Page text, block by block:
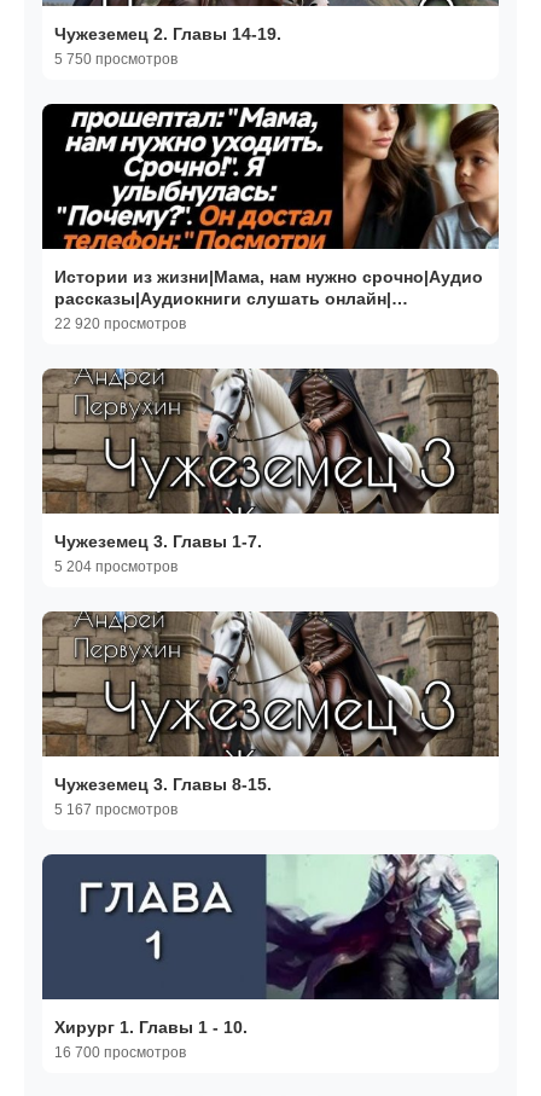
Чужеземец 2. Главы 14-19.
5 750 просмотров
Истории из жизни|Мама, нам нужно срочно|Аудио
рассказы|Аудиокниги слушать онлайн|
Жизненные истории
22 920 просмотров
Чужеземец 3. Главы 1-7.
5 204 просмотров
Чужеземец 3. Главы 8-15.
5 167 просмотров
Хирург 1. Главы 1 - 10.
16 700 просмотров